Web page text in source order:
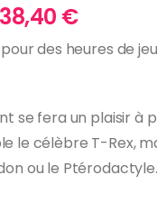
Le
initial
38,40 €Le
actuel
des heures de
se fera un plaisir à
le célèbre T-Rex,
ou le